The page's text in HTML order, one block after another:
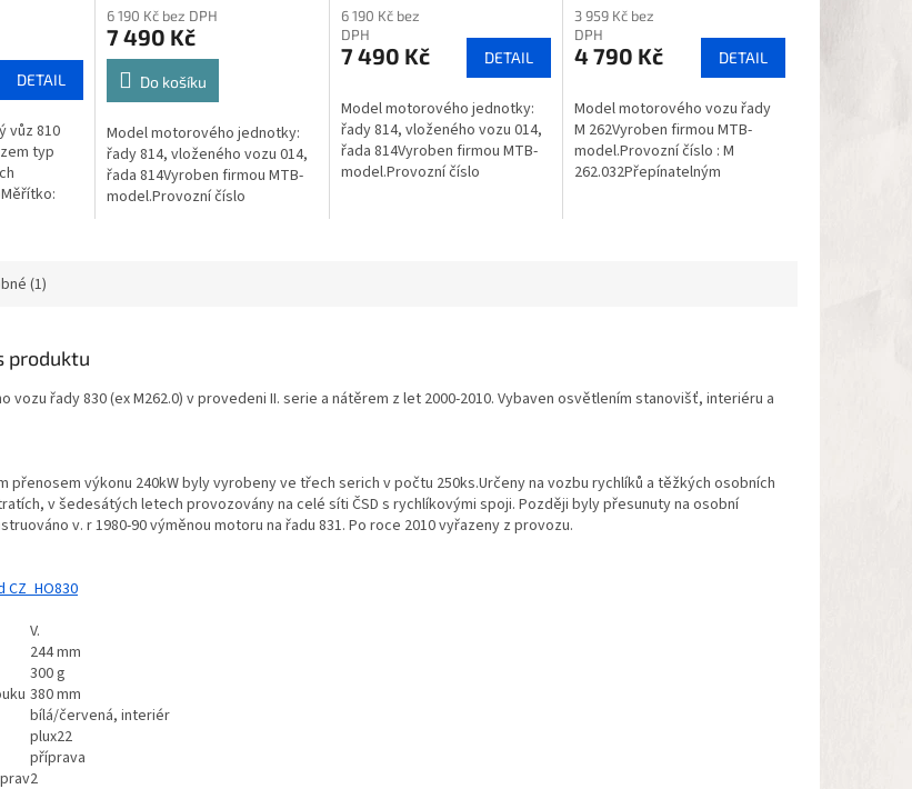
DETAIL
vůz 810
typ
6 190 Kč bez DPH
7 490 Kč
Do košíku
Model motorového jednotky:
řady 814, vloženého vozu 014,
řada 814Vyroben firmou MTB-
model.Provozní číslo
6 190 Kč bez
DPH
7 490 Kč DETAIL
Model motorového jednotky:
řady 814, vloženého vozu 014,
řada 814Vyroben firmou MTB-
model.Provozní číslo
3 959 Kč bez
DPH
4 790 Kč DETAIL
Model motorového vozu řady
M 262Vyroben firmou MTB-
model.Provozní číslo : M
262.032Přepínatelným
(1)
produktu
vozu řady 830 (ex M262.0) v provedeni II. serie a nátěrem z let 2000-2010. Vybaven osvětlením stanovišť, interiéru a
přenosem výkonu 240kW byly vyrobeny ve třech serich v počtu 250ks.Určeny na vozbu rychlíků a těžkých osobních
v šedesátých letech provozovány na celé síti ČSD s rychlíkovými spoji. Později byly přesunuty na osobní
v. r 1980-90 výměnou motoru na řadu 831. Po roce 2010 vyřazeny z provozu.
CZ_HO830
V.
244 mm
300 g
380 mm
bílá/červená, interiér
plux22
příprava
2